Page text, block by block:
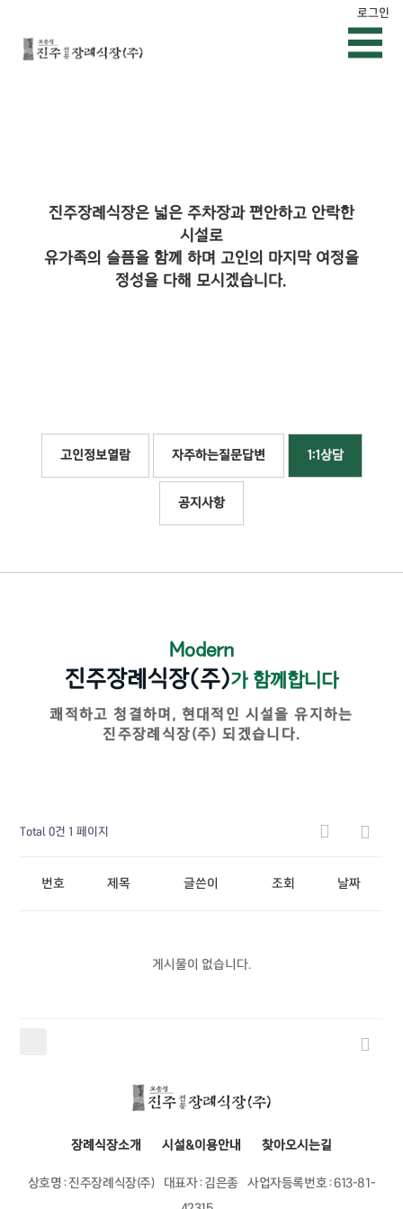
로그인
진주장례식장은 넓은 주차장과 편안하고 안락한
시설로
유가족의 슬픔을 함께 하며 고인의 마지막 여정을
정성을 다해 모시겠습니다.
고인정보열람 자주하는질문답변 1:1상담
공지사항
Modern
진주장례식장(주)가 함께합니다
쾌적하고 청결하며, 현대적인 시설을 유지하는
진주장례식장(주) 되겠습니다.
Total 0건 1 페이지
번호 제목 글쓴이 조회 날짜
게시물이 없습니다.
장례식장소개 시설&이용안내 찾아오시는길
상호명 : 진주장례식장(주) 대표자 : 김은종 사업자등록번호 : 613-81-